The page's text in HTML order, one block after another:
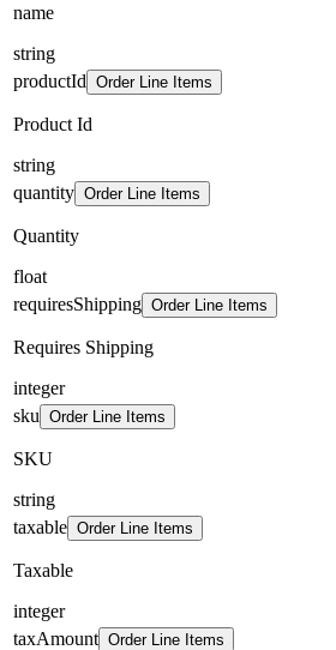
name
string
productId Order Line Items
Product Id
string
quantity Order Line Items
Quantity
float
requiresShipping Order Line Items
Requires Shipping
integer
sku Order Line Items
SKU
string
taxable Order Line Items
Taxable
integer
taxAmount Order Line Items